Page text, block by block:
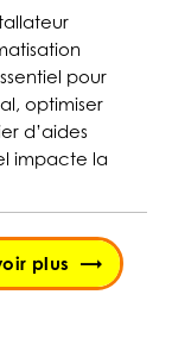
pour
optimiser
d’aides
impacte la
plus